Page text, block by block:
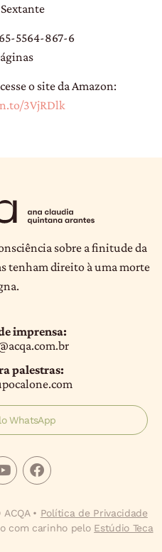
5564-867-6
o site da Amazon:
3VjRDlk
sobre a finitude da
tenham direito à uma morte
imprensa:
palestras:
WhatsApp
• Política de Privacidade
com carinho pelo Estúdio Teca